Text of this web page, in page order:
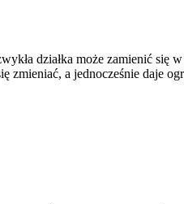
działka może zamienić się w
a jednocześnie daje